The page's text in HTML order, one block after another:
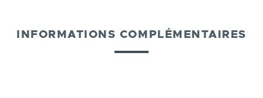
INFORMATIONS COMPLÉMENTAIRES